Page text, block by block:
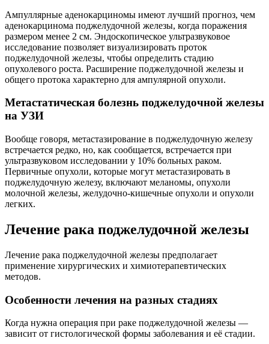
Ампуллярные аденокарциномы имеют лучший прогноз, чем
аденокарцинома поджелудочной железы, когда поражения
размером менее 2 см. Эндоскопическое ультразвуковое
исследование позволяет визуализировать проток
поджелудочной железы, чтобы определить стадию
опухолевого роста. Расширение поджелудочной железы и
общего протока характерно для ампулярной опухоли.
Метастатическая болезнь поджелудочной железы
на УЗИ
Вообще говоря, метастазирование в поджелудочную железу
встречается редко, но, как сообщается, встречается при
ультразвуковом исследовании у 10% больных раком.
Первичные опухоли, которые могут метастазировать в
поджелудочную железу, включают меланомы, опухоли
молочной железы, желудочно-кишечные опухоли и опухоли
легких.
Лечение рака поджелудочной железы
Лечение рака поджелудочной железы предполагает
применение хирургических и химиотерапевтических
методов.
Особенности лечения на разных стадиях
Когда нужна операция при раке поджелудочной железы —
зависит от гистологической формы заболевания и её стадии.